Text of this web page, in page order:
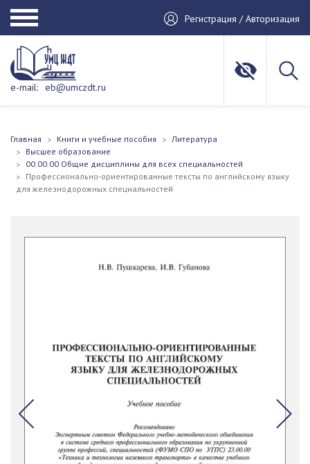
Регистрация / Авторизация
e-mail: eb@umczdt.ru
Главная Книги и учебные пособия
Литература
Высшее образование
00.00.00 Общие дисциплины для всех специальностей
Профессионально-ориентированные тексты по английскому языку
для железнодорожных специальностей